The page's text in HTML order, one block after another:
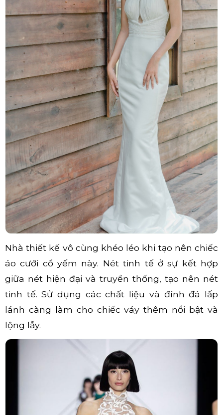
Nhà thiết kế vô cùng khéo léo khi tạo nên chiếc
áo cưới cổ yếm này. Nét tinh tế ở sự kết hợp
giữa nét hiện đại và truyền thống, tạo nên nét
tinh tế. Sử dụng các chất liệu và đính đá lấp
lánh càng làm cho chiếc váy thêm nổi bật và
lộng lẫy.